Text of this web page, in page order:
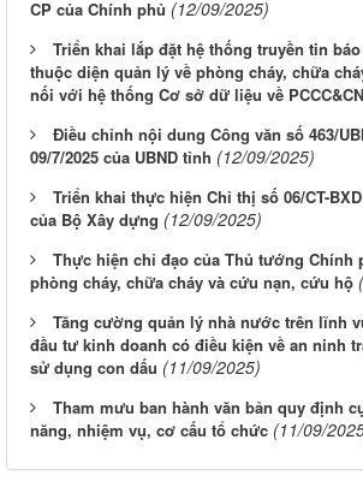
CP của Chính phủ (12/09/2025)
Triển khai lắp đặt hệ thống truyền tin
thuộc diện quản lý về phòng cháy, chữa
nối với hệ thống Cơ sở dữ liệu về
Điều chỉnh nội dung Công văn số 463/
09/7/2025 của UBND tỉnh (12/09/2025)
Triển khai thực hiện Chỉ thị số 06/CT-
của Bộ Xây dựng (12/09/2025)
Thực hiện chỉ đạo của Thủ tướng Chính
phòng cháy, chữa cháy và cứu nạn, cứu hộ
Tăng cường quản lý nhà nước trên lĩnh
đầu tư kinh doanh có điều kiện về an ninh
sử dụng con dấu (11/09/2025)
Tham mưu ban hành văn bản quy định
năng, nhiệm vụ, cơ cấu tổ chức (11/09/